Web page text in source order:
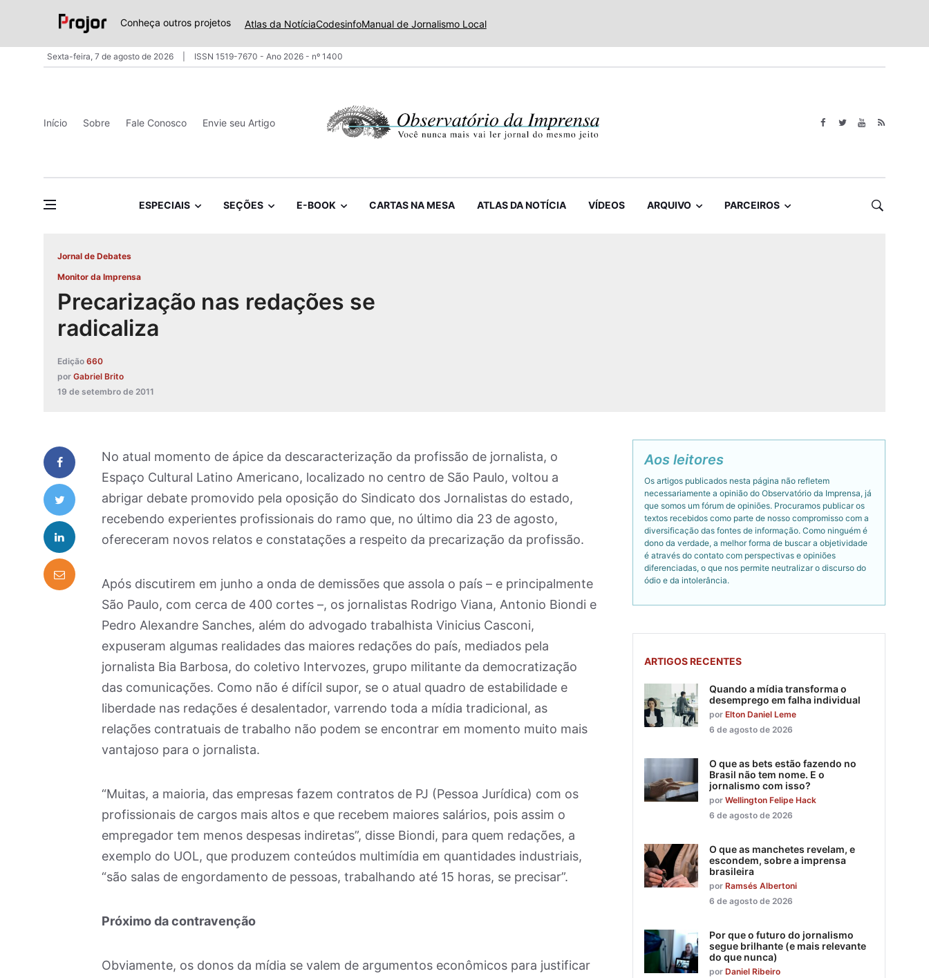
Conheça outros projetos Atlas da NotíciaCodesinfoManual de Jornalismo Local
Sexta-feira, 7 de agosto de 2026 ISSN 1519-7670 - Ano 2026 - nº 1400
Início Sobre Fale Conosco Envie seu Artigo
ESPECIAIS SEÇÕES E-BOOK CARTAS NA MESA ATLAS DA NOTÍCIA VÍDEOS ARQUIVO PARCEIROS
Jornal de Debates
Monitor da Imprensa
Precarização nas redações se
radicaliza
Edição 660
por Gabriel Brito
19 de setembro de 2011
No atual momento de ápice da descaracterização da profissão de jornalista, o
Espaço Cultural Latino Americano, localizado no centro de São Paulo, voltou a
abrigar debate promovido pela oposição do Sindicato dos Jornalistas do estado,
recebendo experientes profissionais do ramo que, no último dia 23 de agosto,
ofereceram novos relatos e constatações a respeito da precarização da profissão.
Após discutirem em junho a onda de demissões que assola o país – e principalmente
São Paulo, com cerca de 400 cortes –, os jornalistas Rodrigo Viana, Antonio Biondi e
Pedro Alexandre Sanches, além do advogado trabalhista Vinicius Casconi,
expuseram algumas realidades das maiores redações do país, mediados pela
jornalista Bia Barbosa, do coletivo Intervozes, grupo militante da democratização
das comunicações. Como não é difícil supor, se o atual quadro de estabilidade e
liberdade nas redações é desalentador, varrendo toda a mídia tradicional, as
relações contratuais de trabalho não podem se encontrar em momento muito mais
vantajoso para o jornalista.
“Muitas, a maioria, das empresas fazem contratos de PJ (Pessoa Jurídica) com os
profissionais de cargos mais altos e que recebem maiores salários, pois assim o
empregador tem menos despesas indiretas”, disse Biondi, para quem redações, a
exemplo do UOL, que produzem conteúdos multimídia em quantidades industriais,
“são salas de engordamento de pessoas, trabalhando até 15 horas, se precisar”.
Próximo da contravenção
Obviamente, os donos da mídia se valem de argumentos econômicos para justificar
Aos leitores
Os artigos publicados nesta página não refletem
necessariamente a opinião do Observatório da Imprensa, já
que somos um fórum de opiniões. Procuramos publicar os
textos recebidos como parte de nosso compromisso com a
diversificação das fontes de informação. Como ninguém é
dono da verdade, a melhor forma de buscar a objetividade
é através do contato com perspectivas e opiniões
diferenciadas, o que nos permite neutralizar o discurso do
ódio e da intolerância.
ARTIGOS RECENTES
Quando a mídia transforma o
desemprego em falha individual
por Elton Daniel Leme
6 de agosto de 2026
O que as bets estão fazendo no
Brasil não tem nome. E o
jornalismo com isso?
por Wellington Felipe Hack
6 de agosto de 2026
O que as manchetes revelam, e
escondem, sobre a imprensa
brasileira
por Ramsés Albertoni
6 de agosto de 2026
Por que o futuro do jornalismo
segue brilhante (e mais relevante
do que nunca)
por Daniel Ribeiro